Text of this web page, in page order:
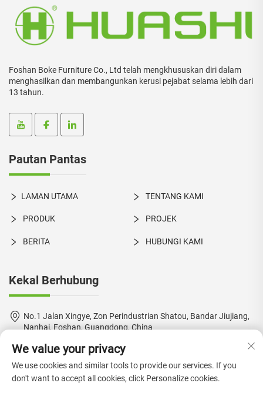
Foshan Boke Furniture Co., Ltd telah mengkhususkan diri dalam
menghasilkan dan membangunkan kerusi pejabat selama lebih dari
13 tahun.
Pautan Pantas
LAMAN UTAMA TENTANG KAMI
PRODUK PROJEK
BERITA HUBUNGI KAMI
Kekal Berhubung
No.1 Jalan Xingye, Zon Perindustrian Shatou, Bandar Jiujiang,
Nanhai, Foshan, Guangdong, China
+86-18924550960
[email protected]
We value your privacy
We use cookies and similar tools to provide our services. If you
don't want to accept all cookies, click Personalize cookies.